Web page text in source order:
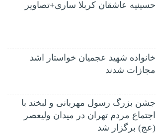
حسینیه عاشقان کربلا ساری+تصاویر
خانواده شهید عجمیان خواستار اشد
مجازات شدند
جشن بزرگ رسول مهربانی و لبخند با
اجتماع مردم تهران در میدان ولیعصر
(عج) برگزار شد